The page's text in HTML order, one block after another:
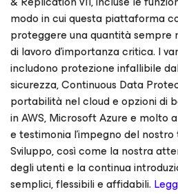
modo in cui questa piattaforma
proteggere una quantità sempre
di lavoro d'importanza critica. I
includono protezione infallibile
sicurezza, Continuous Data
portabilità nel cloud e opzioni di
in AWS, Microsoft Azure e molto
e testimonia l'impegno del
Sviluppo, così come la nostra
degli utenti e la continua
semplici, flessibili e affidabili.